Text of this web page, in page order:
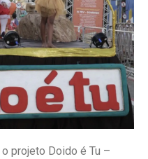
projeto Doido é Tu –